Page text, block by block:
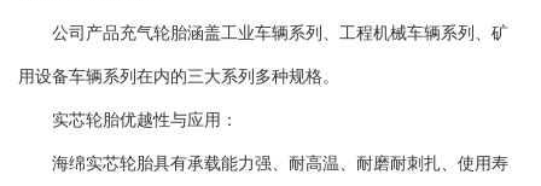
公司产品充气轮胎涵盖工业车辆系列、工程机械车辆系列、矿
用设备车辆系列在内的三大系列多种规格。
实芯轮胎优越性与应用：
海绵实芯轮胎具有承载能力强、耐高温、耐磨耐刺扎、使用寿